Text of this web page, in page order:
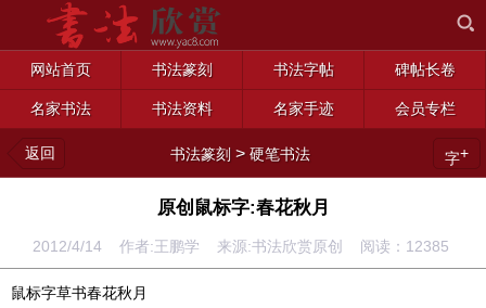
网站首页 书法篆刻 书法字帖 碑帖长卷
名家书法 书法资料 名家手迹 会员专栏
返回 书法篆刻 >硬笔书法 字+
原创鼠标字:春花秋月
2012/4/14 作者:王鹏学 来源:书法欣赏原创 阅读： 12385
鼠标字草书春花秋月